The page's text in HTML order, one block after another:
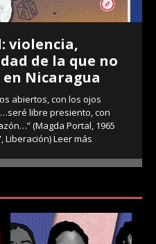
violencia,
de la que no
Nicaragua
abiertos, con los ojos
libre presiento, con
(Magda Portal, 1965
Liberación)Leer más